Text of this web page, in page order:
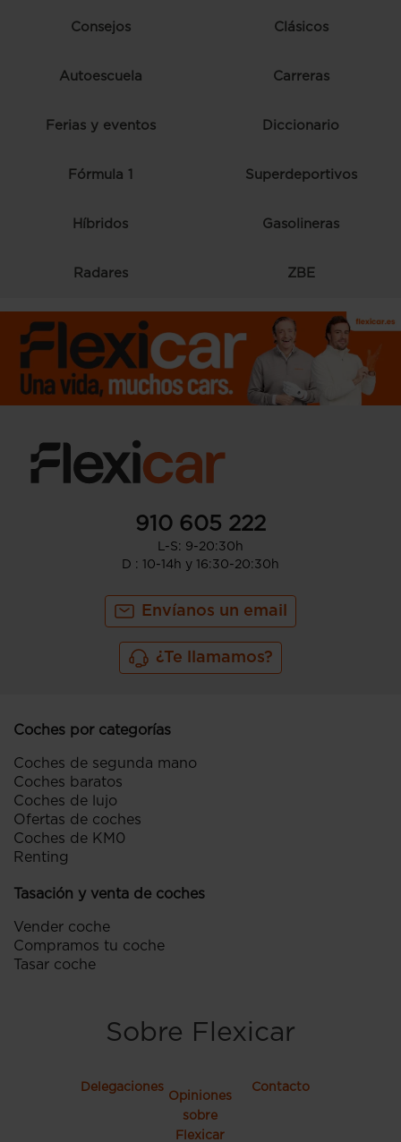
Consejos Clásicos
Autoescuela Carreras
Ferias y eventos Diccionario
Fórmula 1 Superdeportivos
Híbridos Gasolineras
Radares ZBE
910 605 222
L-S: 9-20:30h
D : 10-14h y 16:30-20:30h
Envíanos un email
¿Te llamamos?
Coches por categorías
Coches de segunda mano
Coches baratos
Coches de lujo
Ofertas de coches
Coches de KM0
Renting
Tasación y venta de coches
Vender coche
Compramos tu coche
Tasar coche
Sobre Flexicar
Delegaciones
Opiniones
sobre
Flexicar
Contacto